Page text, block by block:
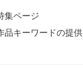
集ページ
品キーワードの提供